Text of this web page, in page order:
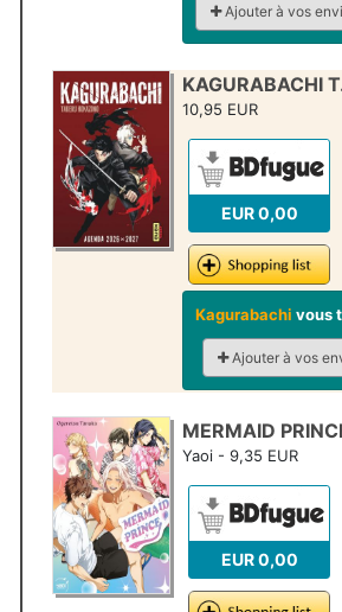
Ajouter à vos
KAGURABACHI
10,95 EUR
EUR 0,00
Kagurabachi vous
Ajouter à vos
MERMAID
Yaoi - 9,35 EUR
EUR 0,00